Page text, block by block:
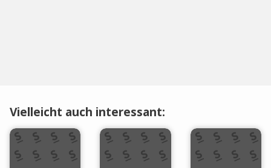
Vielleicht auch interessant: